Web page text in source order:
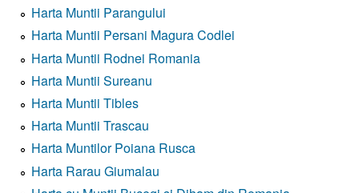
Harta Muntii Parangului
Harta Muntii Persani Magura Codlei
Harta Muntii Rodnei Romania
Harta Muntii Sureanu
Harta Muntii Tibles
Harta Muntii Trascau
Harta Muntilor Poiana Rusca
Harta Rarau Giumalau